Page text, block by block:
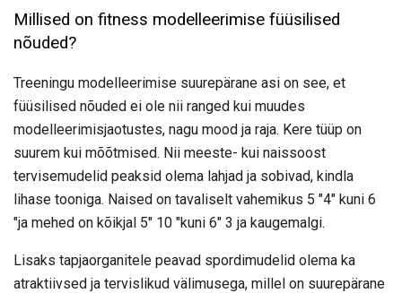
Millised on fitness modelleerimise füüsilised
nõuded?
Treeningu modelleerimise suurepärane asi on see, et
füüsilised nõuded ei ole nii ranged kui muudes
modelleerimisjaotustes, nagu mood ja raja. Kere tüüp on
suurem kui mõõtmised. Nii meeste- kui naissoost
tervisemudelid peaksid olema lahjad ja sobivad, kindla
lihase tooniga. Naised on tavaliselt vahemikus 5 "4" kuni 6
"ja mehed on kõikjal 5" 10 "kuni 6" 3 ja kaugemalgi.
Lisaks tapjaorganitele peavad spordimudelid olema ka
atraktiivsed ja tervislikud välimusega, millel on suurepärane